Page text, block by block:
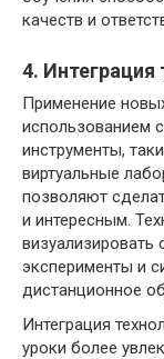
качеств и
4. Интеграция
Применение
использованием
инструменты,
виртуальные
позволяют
и интересным.
эксперименты и
дистанционное
Интеграция
уроки более